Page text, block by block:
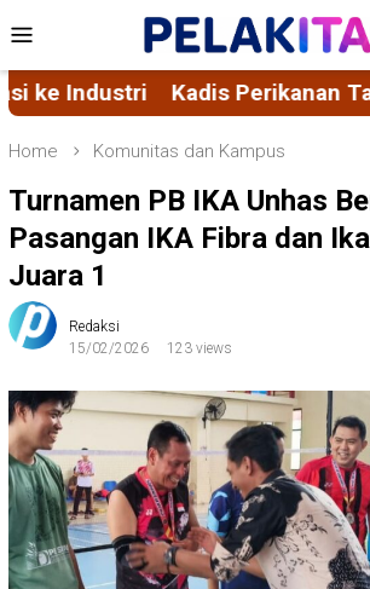
to
content
Menu
Ungkap Potensi Pangan Akuatik
Home Komunitas dan Kampus
Turnamen PB IKA Unhas
Pasangan IKA Fibra dan
Juara 1
Redaksi
15/02/2026
123 views